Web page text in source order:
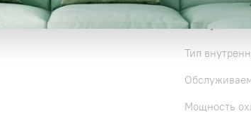
Тип
Мощность